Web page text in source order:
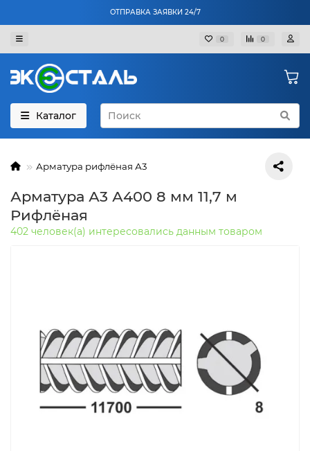
ОТПРАВКА ЗАЯВКИ 24/7
0 0
Каталог
Арматура рифлёная А3
Арматура А3 А400 8 мм 11,7 м
Рифлёная
402 человек(а) интересовались данным товаром